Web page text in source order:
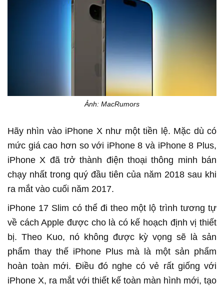
Ảnh: MacRumors
Hãy nhìn vào iPhone X như một tiền lệ. Mặc dù có
mức giá cao hơn so với iPhone 8 và iPhone 8 Plus,
iPhone X đã trở thành điện thoại thông minh bán
chạy nhất trong quý đầu tiên của năm 2018 sau khi
ra mắt vào cuối năm 2017.
iPhone 17 Slim có thể đi theo một lộ trình tương tự
về cách Apple được cho là có kế hoạch định vị thiết
bị. Theo Kuo, nó không được kỳ vọng sẽ là sản
phẩm thay thế iPhone Plus mà là một sản phẩm
hoàn toàn mới. Điều đó nghe có vẻ rất giống với
iPhone X, ra mắt với thiết kế toàn màn hình mới, tạo